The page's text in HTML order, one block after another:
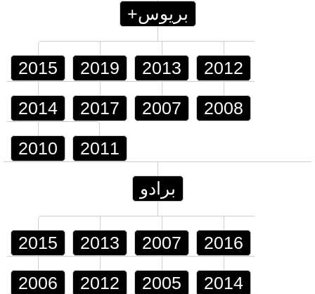
بريوس+
2015 2019 2013 2012
2014 2017 2007 2008
2010 2011
برادو
2015 2013 2007 2016
2006 2012 2005 2014